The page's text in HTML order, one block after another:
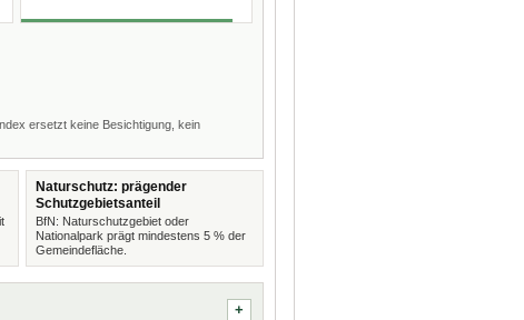
ersetzt keine Besichtigung, kein
Naturschutz: prägender
Schutzgebietsanteil
BfN: Naturschutzgebiet oder
Nationalpark prägt mindestens 5 % der
Gemeindefläche.